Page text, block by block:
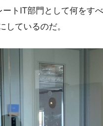
トIT部門として何をす
しているのだ。